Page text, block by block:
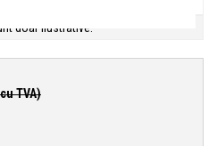
doar ilustrative.
TVA)